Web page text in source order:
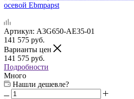
Артикул: A3G650-AE35-01
141 575 руб.
Варианты цен
141 575 руб.
Подробности
Много
Нашли дешевле?